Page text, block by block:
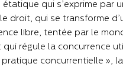
étatique qui s’exprime par
droit, qui se transforme
libre, tentée par le
qui régule la concurrence
concurrentielle »,